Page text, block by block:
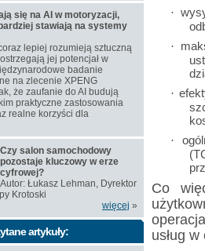
·
·
·
·
Co
usług
się na AI w motoryzacji,
stawiają na systemy
lepiej rozumieją sztuczną
jej potencjał w
badanie
na zlecenie XPENG
że zaufanie do AI budują
praktyczne zastosowania
realne korzyści dla
Czy salon samochodowy
pozostaje kluczowy w erze
cyfrowej?
Autor: Łukasz Lehman, Dyrektor
Krotoski
więcej »
artykuły: